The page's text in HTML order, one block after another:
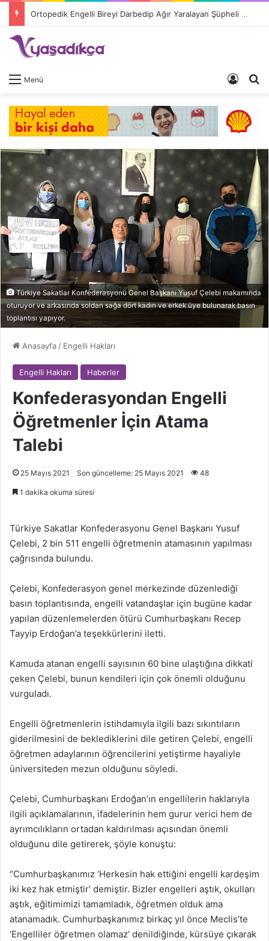
Ortopedik Engelli Bireyi Darbedip Ağır Yaralayan Şüpheli Tutuklandı
Menü Giriş
Türkiye Sakatlar Konfederasyonu Genel Başkanı Yusuf Çelebi makamında
oturuyor ve arkasında soldan sağa dört kadın ve erkek üye bulunarak basın
toplantısı yapıyor.
Anasayfa / Engelli Hakları
Engelli Hakları Haberler
Konfederasyondan Engelli
Öğretmenler İçin Atama
Talebi
25 Mayıs 2021 Son güncelleme: 25 Mayıs 2021 48
1 dakika okuma süresi
Türkiye Sakatlar Konfederasyonu Genel Başkanı Yusuf
Çelebi, 2 bin 511 engelli öğretmenin atamasının yapılması
çağrısında bulundu.
Çelebi, Konfederasyon genel merkezinde düzenlediği
basın toplantısında, engelli vatandaşlar için bugüne kadar
yapılan düzenlemelerden ötürü Cumhurbaşkanı Recep
Tayyip Erdoğan’a teşekkürlerini iletti.
Kamuda atanan engelli sayısının 60 bine ulaştığına dikkati
çeken Çelebi, bunun kendileri için çok önemli olduğunu
vurguladı.
Engelli öğretmenlerin istihdamıyla ilgili bazı sıkıntıların
giderilmesini de beklediklerini dile getiren Çelebi, engelli
öğretmen adaylarının öğrencilerini yetiştirme hayaliyle
üniversiteden mezun olduğunu söyledi.
Çelebi, Cumhurbaşkanı Erdoğan’ın engellilerin haklarıyla
ilgili açıklamalarının, ifadelerinin hem gurur verici hem de
ayrımcılıkların ortadan kaldırılması açısından önemli
olduğunu dile getirerek, şöyle konuştu:
“Cumhurbaşkanımız ‘Herkesin hak ettiğini engelli kardeşim
iki kez hak etmiştir’ demiştir. Bizler engelleri aştık, okulları
aştık, eğitimimizi tamamladık, öğretmen olduk ama
atanamadık. Cumhurbaşkanımız birkaç yıl önce Meclis’te
‘Engelliler öğretmen olamaz’ denildiğinde, kürsüye çıkarak